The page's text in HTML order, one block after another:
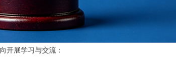
展学习与交流：